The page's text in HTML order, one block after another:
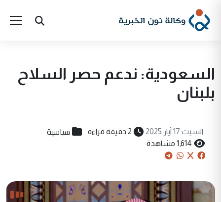
السعودية: ندعم حصر السلاح
بلبنان
السبت 17 آيار 2025 2 دقيقة قراءة سياسية
1,614 مشاهدة